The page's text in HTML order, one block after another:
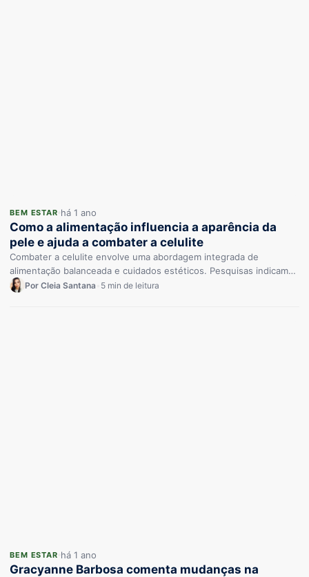
BEM ESTAR há 1 ano
Como a alimentação influencia a aparência da
pele e ajuda a combater a celulite
Combater a celulite envolve uma abordagem integrada de
alimentação balanceada e cuidados estéticos. Pesquisas indicam
que alimentos antioxidantes e tratamentos…
Por Cleia Santana 5 min de leitura
BEM ESTAR há 1 ano
Gracyanne Barbosa comenta mudanças na